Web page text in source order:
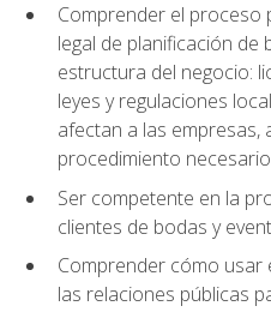
Comprender el proceso
legal de planificación de
estructura del negocio:
leyes y regulaciones
afectan a las empresas,
procedimiento
Ser competente en la
clientes de bodas y
Comprender cómo usar
las relaciones públicas